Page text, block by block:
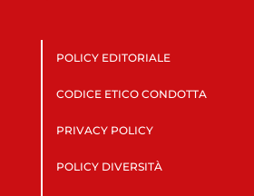
POLICY EDITORIALE
CODICE ETICO CONDOTTA
PRIVACY POLICY
POLICY DIVERSITÀ